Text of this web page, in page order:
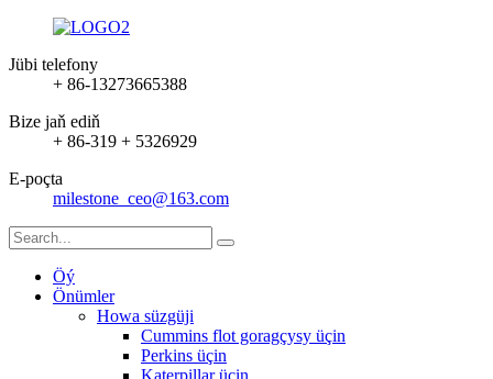
Jübi telefony
+ 86-13273665388
Bize jaň ediň
+ 86-319 + 5326929
E-poçta
milestone_ceo@163.com
Öý
Önümler
Howa süzgüji
Cummins flot goragçysy üçin
Perkins üçin
Katerpillar üçin